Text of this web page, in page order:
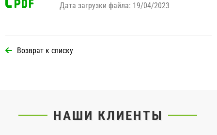
Дата загрузки файла: 19/04/2023
Возврат к списку
НАШИ КЛИЕНТЫ